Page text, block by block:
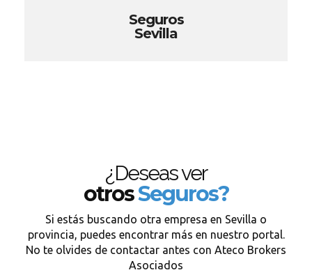
Seguros
Sevilla
¿Deseas ver
otrosSeguros?
Si estás buscando otra empresa en Sevilla o
provincia, puedes encontrar más en nuestro portal.
No te olvides de contactar antes con Ateco Brokers
Asociados